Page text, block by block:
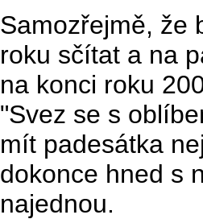
Samozřejmě, že
roku sčítat a na
na konci roku
"Svez se s
mít padesátka
dokonce hned s
najednou.